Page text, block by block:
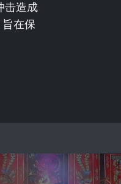
击造成
在保